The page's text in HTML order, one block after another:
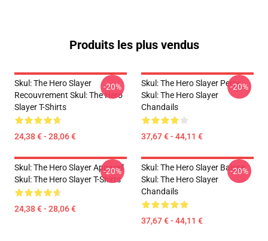
Produits les plus vendus
Skul: The Hero Slayer
Recouvrement Skul: The Hero
Slayer T-Shirts
24,38 € - 28,06 €
-20%
Skul: The Hero Slayer Perte
Skul: The Hero Slayer
Chandails
37,67 € - 44,11 €
-20%
Skul: The Hero Slayer Appareil
Skul: The Hero Slayer T-Shirts
24,38 € - 28,06 €
-20%
Skul: The Hero Slayer Baisse
Skul: The Hero Slayer
Chandails
37,67 € - 44,11 €
-20%